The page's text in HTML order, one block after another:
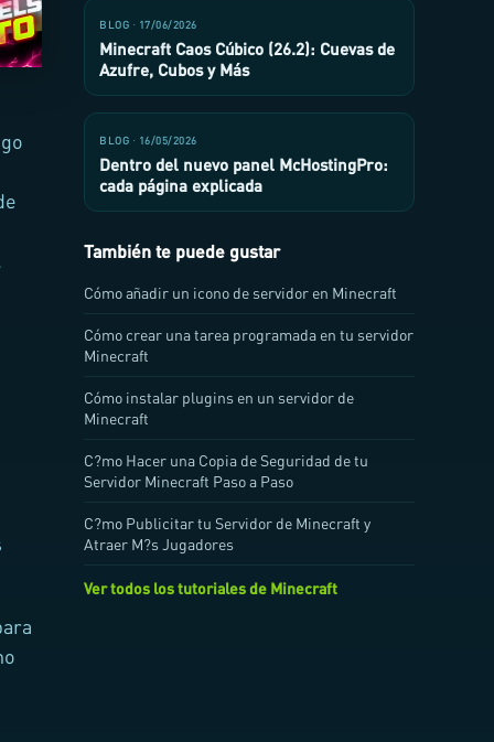
BLOG · 17/06/2026
Minecraft Caos Cúbico (26.2): Cuevas de
Azufre, Cubos y Más
BLOG · 16/05/2026
Dentro del nuevo panel McHostingPro:
cada página explicada
También te puede gustar
Cómo añadir un icono de servidor en Minecraft
Cómo crear una tarea programada en tu servidor
Minecraft
Cómo instalar plugins en un servidor de
Minecraft
C?mo Hacer una Copia de Seguridad de tu
Servidor Minecraft Paso a Paso
C?mo Publicitar tu Servidor de Minecraft y
Atraer M?s Jugadores
Ver todos los tutoriales de Minecraft